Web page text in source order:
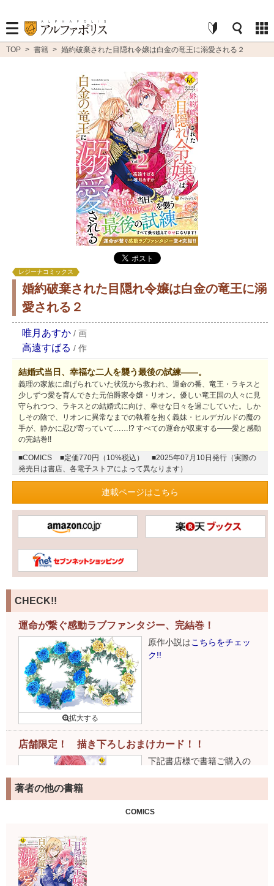
TOP > 書籍 > 婚約破棄された目隠れ令嬢は白金の竜王に溺愛される２
レジーナコミックス
婚約破棄された目隠れ令嬢は白金の竜王に溺
愛される２
唯月あすか / 画
高遠すばる / 作
結婚式当日、幸福な二人を襲う最後の試練――。
義理の家族に虐げられていた状況から救われ、運命の番、竜王・ラキスと
少しずつ愛を育んできた元伯爵家令嬢・リオン。優しい竜王国の人々に見
守られつつ、ラキスとの結婚式に向け、幸せな日々を過ごしていた。しか
しその陰で、リオンに異常なまでの執着を抱く義妹・ヒルデガルドの魔の
手が、静かに忍び寄っていて……!? すべての運命が収束する――愛と感動
の完結巻!!
■COMICS ■定価770円（10%税込）
■2025年07月10日発行（実際の
発売日は書店、各電子ストアによって異なります）
連載ページはこちら
CHECK!!
運命が繋ぐ感動ラブファンタジー、完結巻！
原作小説はこちらをチェッ
ク!!
店舗限定！ 描き下ろしおまけカード！！
下記書店様で書籍ご購入の
はこちら
著者の他の書籍
COMICS